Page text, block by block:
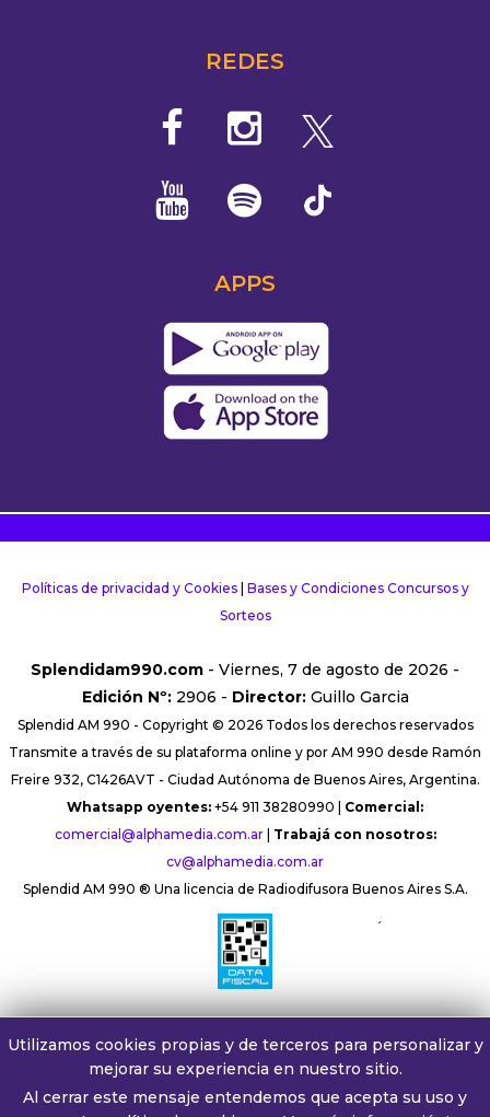
REDES
APPS
Políticas de privacidad y Cookies| Bases y Condiciones Concursos y
Sorteos
Splendidam990.com - Viernes, 7 de agosto de 2026 -
Edición Nº:2906 - Director:Guillo Garcia
Splendid AM 990 - Copyright © 2026 Todos los derechos reservados
Transmite a través de su plataforma online y por AM 990 desde Ramón
Freire 932, C1426AVT - Ciudad Autónoma de Buenos Aires, Argentina.
Whatsapp oyentes: +54 911 38280990 | Comercial:
comercial@alphamedia.com.ar| Trabajá con nosotros:
cv@alphamedia.com.ar
Splendid AM 990 ® Una licencia de Radiodifusora Buenos Aires S.A.
´
Utilizamos cookies propias y de terceros para personalizar y
mejorar su experiencia en nuestro sitio.
Al cerrar este mensaje entendemos que acepta su uso y